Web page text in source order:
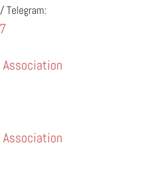
Telegram:
Association
Association